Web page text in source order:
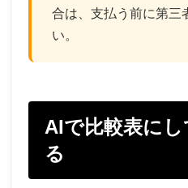
合は、支払う前に第三
い。
AIで比較表に
る